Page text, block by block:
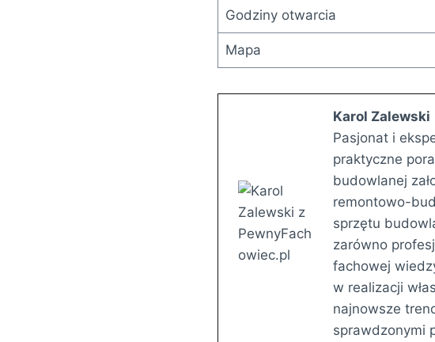
Godziny otwarcia
Mapa
Karol Zalewski
Pasjonat i
praktyczne
budowlanej
remontowo-
sprzętu
zarówno
fachowej
w realizacji
najnowsze
sprawdzonymi